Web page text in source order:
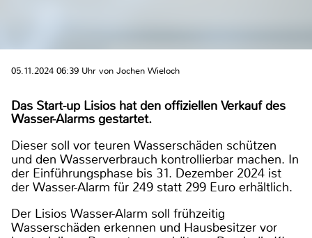
05.11.2024 06:39 Uhr von Jochen Wieloch
Das Start-up Lisios hat den offiziellen Verkauf des
Wasser-Alarms gestartet.
Dieser soll vor teuren Wasserschäden schützen
und den Wasserverbrauch kontrollierbar machen. In
der Einführungsphase bis 31. Dezember 2024 ist
der Wasser-Alarm für 249 statt 299 Euro erhältlich.
Der Lisios Wasser-Alarm soll frühzeitig
Wasserschäden erkennen und Hausbesitzer vor